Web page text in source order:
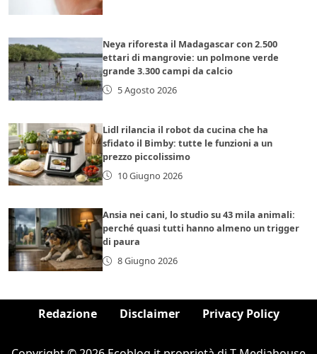
Neya riforesta il Madagascar con 2.500
ettari di mangrovie: un polmone verde
grande 3.300 campi da calcio
5 Agosto 2026
Lidl rilancia il robot da cucina che ha
sfidato il Bimby: tutte le funzioni a un
prezzo piccolissimo
10 Giugno 2026
Ansia nei cani, lo studio su 43 mila animali:
perché quasi tutti hanno almeno un trigger
di paura
8 Giugno 2026
Redazione Disclaimer Privacy Policy